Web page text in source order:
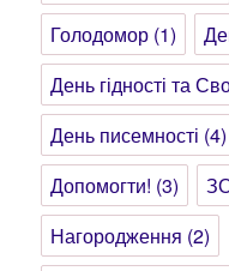
Голодомор (1)
День гідності та
День писемності (4)
Допомогти! (3)
Нагородження (2)